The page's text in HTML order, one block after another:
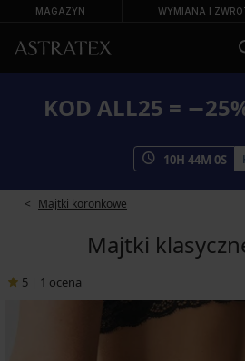
MAGAZYN WYMIANA I
KOD ALL25 =
10H 43M 59S
Majtki koronkowe
Majtki
5 1 ocena